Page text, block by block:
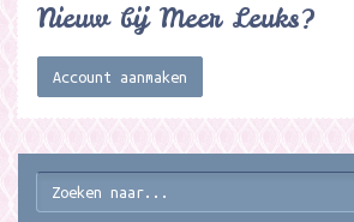
Nieuw bij Meer Leuks?
Account aanmaken